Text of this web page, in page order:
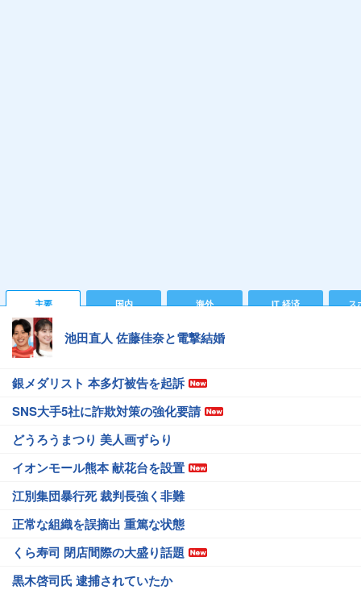
主要 国内 海外 IT 経済 ス
池田直人 佐藤佳奈と電撃結婚
銀メダリスト 本多灯被告を起訴
SNS大手5社に詐欺対策の強化要請
どうろうまつり 美人画ずらり
イオンモール熊本 献花台を設置
江別集団暴行死 裁判長強く非難
正常な組織を誤摘出 重篤な状態
くら寿司 閉店間際の大盛り話題
黒木啓司氏 逮捕されていたか